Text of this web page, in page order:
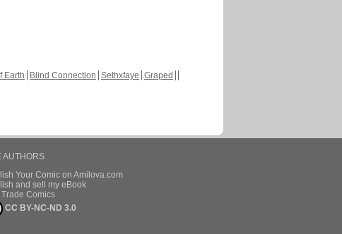
Earth Blind Connection Sethxfaye Graped
AUTHORS
Your Comic on Amilova.com
and sell my eBook
Trade Comics
CC BY-NC-ND 3.0